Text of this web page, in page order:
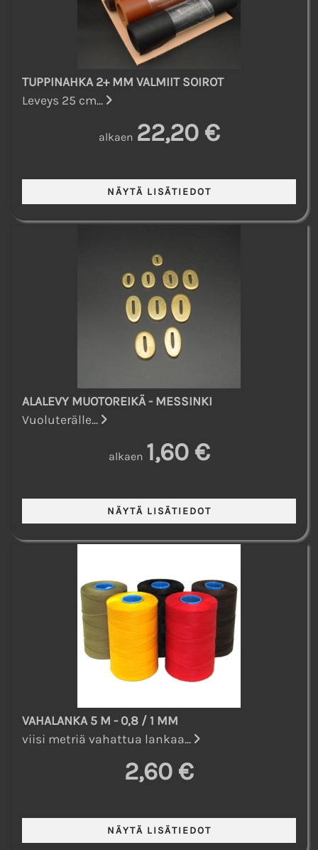
TUPPINAHKA 2+ MM VALMIIT SOIROT
Leveys 25 cm...
alkaen 22,20 €
ALALEVY MUOTOREIKÄ - MESSINKI
Vuoluterälle...
alkaen 1,60 €
VAHALANKA 5 M - 0,8 / 1 MM
viisi metriä vahattua lankaa...
2,60 €